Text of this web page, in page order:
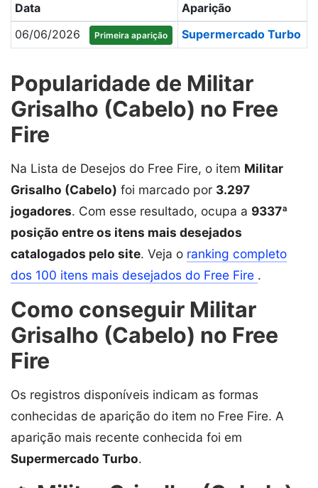
Data
Aparição
06/06/2026
Primeira aparição Supermercado Turbo
Popularidade de Militar
Grisalho (Cabelo) no Free
Fire
Na Lista de Desejos do Free Fire, o item Militar
Grisalho (Cabelo) foi marcado por 3.297
jogadores. Com esse resultado, ocupa a 9337ª
posição entre os itens mais desejados
catalogados pelo site. Veja o ranking completo
dos 100 itens mais desejados do Free Fire .
Como conseguir Militar
Grisalho (Cabelo) no Free
Fire
Os registros disponíveis indicam as formas
conhecidas de aparição do item no Free Fire. A
aparição mais recente conhecida foi em
Supermercado Turbo.